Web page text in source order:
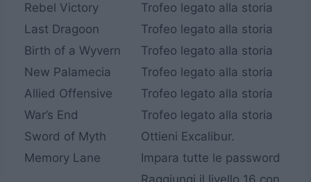
Rebel Victory
Trofeo legato alla storia
Last Dragoon
Trofeo legato alla storia
Birth of a Wyvern
Trofeo legato alla storia
New Palamecia
Trofeo legato alla storia
Allied Offensive
Trofeo legato alla storia
War’s End
Trofeo legato alla storia
Sword of Myth
Ottieni Excalibur.
Memory Lane
Impara tutte le password